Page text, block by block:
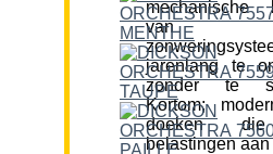
mechanische
van
jarenlang te
zonder te
Kortom;
doeken
belastingen aan